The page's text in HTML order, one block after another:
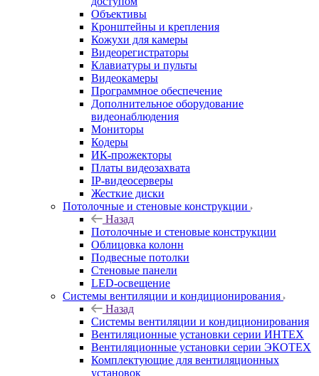
Объективы
Кронштейны и крепления
Кожухи для камеры
Видеорегистраторы
Клавиатуры и пульты
Видеокамеры
Программное обеспечение
Дополнительное оборудование
видеонаблюдения
Мониторы
Кодеры
ИК-прожекторы
Платы видеозахвата
IP-видеосерверы
Жесткие диски
Потолочные и стеновые конструкции
Назад
Потолочные и стеновые конструкции
Облицовка колонн
Подвесные потолки
Стеновые панели
LED-освещение
Системы вентиляции и кондиционирования
Назад
Системы вентиляции и кондиционирования
Вентиляционные установки серии ИНТЕХ
Вентиляционные установки серии ЭКОТЕХ
Комплектующие для вентиляционных
установок